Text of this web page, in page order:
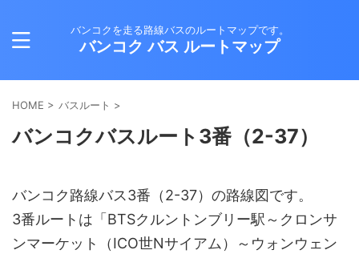
バンコクを走る路線バスのルートマップです。
バンコク バス ルートマップ
HOME > バスルート >
バンコクバスルート3番（2-37）
バンコク路線バス3番（2-37）の路線図です。
3番ルートは「BTSクルントンブリー駅～クロンサ
ンマーケット（ICO世Nサイアム）～ウォンウェン